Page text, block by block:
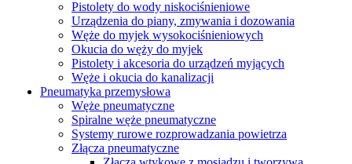
Pistolety do wody niskociśnieniowe
Urządzenia do piany, zmywania i dozowania
Węże do myjek wysokociśnieniowych
Okucia do węży do myjek
Pistolety i akcesoria do urządzeń myjących
Węże i okucia do kanalizacji
Pneumatyka przemysłowa
Węże pneumatyczne
Spiralne węże pneumatyczne
Systemy rurowe rozprowadzania powietrza
Złącza pneumatyczne